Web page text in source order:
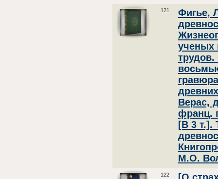
121
Фигье,
ученых
Верас,
франц.
[В 3 т.].
М.О.
122